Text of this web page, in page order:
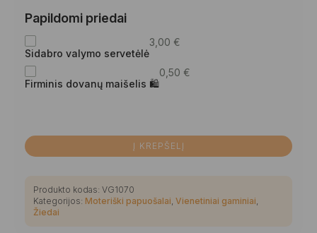
Papildomi priedai
Sidabro valymo servetėlė
3,00 €
Firminis dovanų maišelis 🛍
0,50 €
Į KREPŠELĮ
Produkto kodas: VG1070
Kategorijos: Moteriški papuošalai Vienetiniai gaminiai
Žiedai